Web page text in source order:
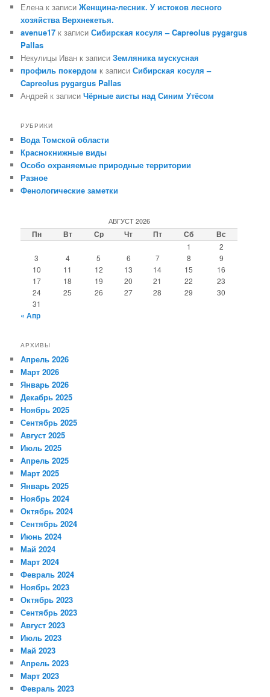
Елена к записиЖенщина-лесник. У истоков лесного
хозяйства Верхнекетья.
avenue17 к записиСибирская косуля – Capreolus pygargus
Pallas
Некулицы Иван к записиЗемляника мускусная
профиль покердом к записиСибирская косуля –
Capreolus pygargus Pallas
Андрей к записиЧёрные аисты над Синим Утёсом
РУБРИКИ
Вода Томской области
Краснокнижные виды
Особо охраняемые природные территории
Разное
Фенологические заметки
АВГУСТ 2026
Пн Вт Ср Чт Пт Сб Вс
1
2
3
4 5 6 7 8
9
10
11 12 13 14 15
16
17
18 19 20 21 22
23
24
25 26 27 28 29
30
31
« Апр
АРХИВЫ
Апрель 2026
Март 2026
Январь 2026
Декабрь 2025
Ноябрь 2025
Сентябрь 2025
Август 2025
Июль 2025
Апрель 2025
Март 2025
Январь 2025
Ноябрь 2024
Октябрь 2024
Сентябрь 2024
Июнь 2024
Май 2024
Март 2024
Февраль 2024
Ноябрь 2023
Октябрь 2023
Сентябрь 2023
Август 2023
Июль 2023
Май 2023
Апрель 2023
Март 2023
Февраль 2023